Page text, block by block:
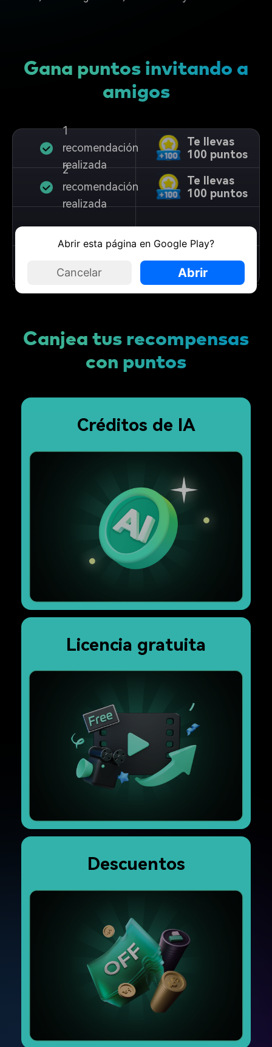
Gana puntos invitando a
amigos
1
recomendación
realizada
Te llevas
100 puntos
2
recomendación
realizada
Te llevas
100 puntos
... ...
conseguirás. ¡El límite lo pones tú!
Canjea tus recompensas
con puntos
Créditos de IA
Licencia gratuita
Descuentos
Abrir esta página en Google Play?
Cancelar Abrir